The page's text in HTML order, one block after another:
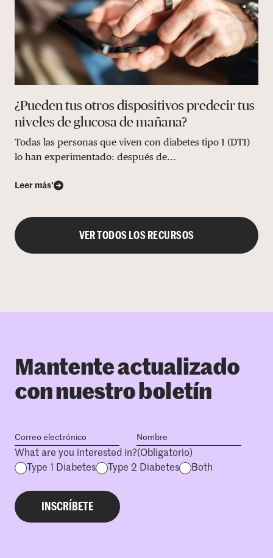
¿Pueden tus otros dispositivos predecir tus
niveles de glucosa de mañana?
Todas las personas que viven con diabetes tipo 1 (DT1)
lo han experimentado: después de...
Leer más’
VER TODOS LOS RECURSOS
Mantente actualizado
con nuestro boletín
What are you interested in?(Obligatorio)
Type 1 Diabetes
Type 2 Diabetes Both